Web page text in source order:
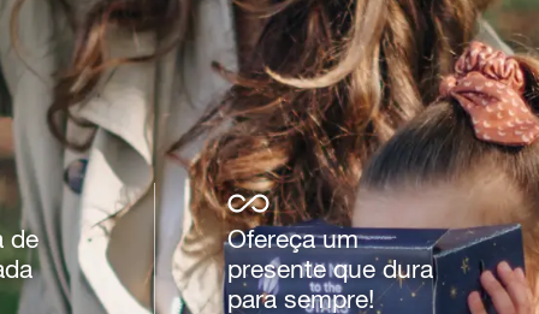
de
Ofereça um
presente que dura
para sempre!